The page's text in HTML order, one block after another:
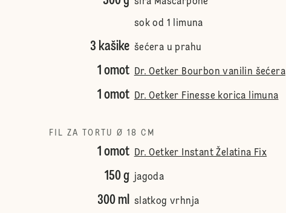
sok od 1 limuna
3 kašike šećera u prahu
1 omot Dr. Oetker Bourbon vanilin šećera
1 omot Dr. Oetker Finesse korica limuna
FIL ZA TORTU Ø 18 CM
1 omot Dr. Oetker Instant Želatina Fix
150 g jagoda
300 ml slatkog vrhnja